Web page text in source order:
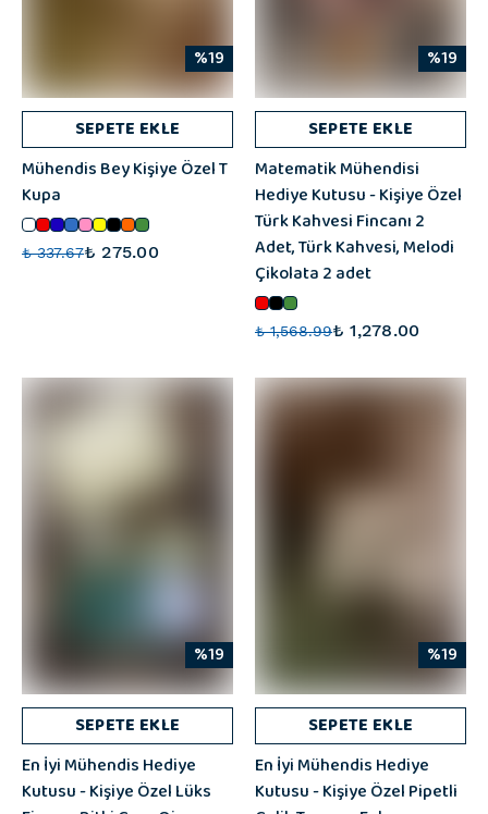
%19
SEPETE EKLE
Mühendis Bey Kişiye Özel T
Kupa
₺ 337.67₺ 275.00
%19
SEPETE EKLE
Matematik Mühendisi
Hediye Kutusu - Kişiye Özel
Türk Kahvesi Fincanı 2
Adet, Türk Kahvesi, Melodi
Çikolata 2 adet
₺ 1,568.99₺ 1,278.00
%19
SEPETE EKLE
En İyi Mühendis Hediye
Kutusu - Kişiye Özel Lüks
%19
SEPETE EKLE
En İyi Mühendis Hediye
Kutusu - Kişiye Özel Pipetli